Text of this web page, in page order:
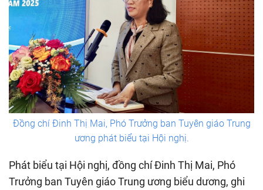
Đồng chí Đinh Thị Mai, Phó Trưởng ban Tuyên giáo Trung
ương phát biểu tại Hội nghị.
Phát biểu tại Hội nghị, đồng chí Đinh Thị Mai, Phó
Trưởng ban Tuyên giáo Trung ương biểu dương, ghi